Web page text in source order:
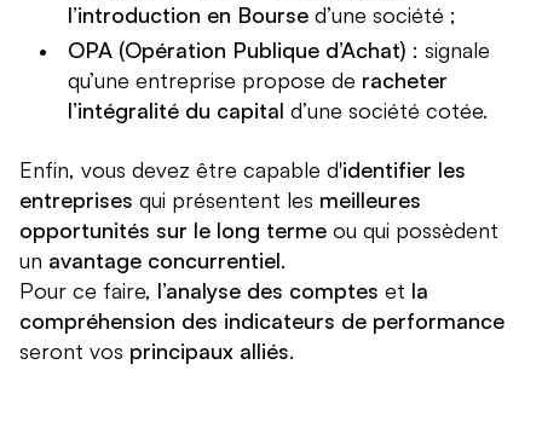
l’introduction en Bourse d’une société ;
OPA (Opération Publique d’Achat) : signale
qu’une entreprise propose de racheter
l’intégralité du capital d’une société cotée.
Enfin, vous devez être capable d'identifier les
entreprises qui présentent les meilleures
opportunités sur le long terme ou qui possèdent
un avantage concurrentiel.
Pour ce faire, l’analyse des comptes et la
compréhension des indicateurs de performance
seront vos principaux alliés.